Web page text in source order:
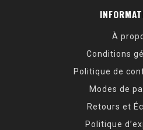
À
Conditions
Politique de
Modes de
Retours et
Politique